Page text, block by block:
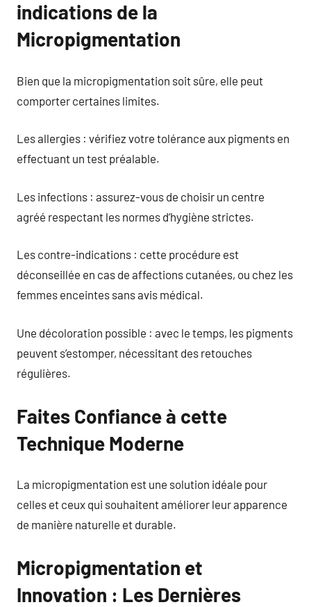
indications de la
Micropigmentation
Bien que la micropigmentation soit sûre, elle peut
comporter certaines limites.
Les allergies : vérifiez votre tolérance aux pigments en
effectuant un test préalable.
Les infections : assurez-vous de choisir un centre
agréé respectant les normes d’hygiène strictes.
Les contre-indications : cette procédure est
déconseillée en cas de affections cutanées, ou chez les
femmes enceintes sans avis médical.
Une décoloration possible : avec le temps, les pigments
peuvent s’estomper, nécessitant des retouches
régulières.
Faites Confiance à cette
Technique Moderne
La micropigmentation est une solution idéale pour
celles et ceux qui souhaitent améliorer leur apparence
de manière naturelle et durable.
Micropigmentation et
Innovation : Les Dernières